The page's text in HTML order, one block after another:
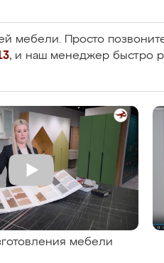
мебели. Просто
, и наш менеджер быстро
мебели